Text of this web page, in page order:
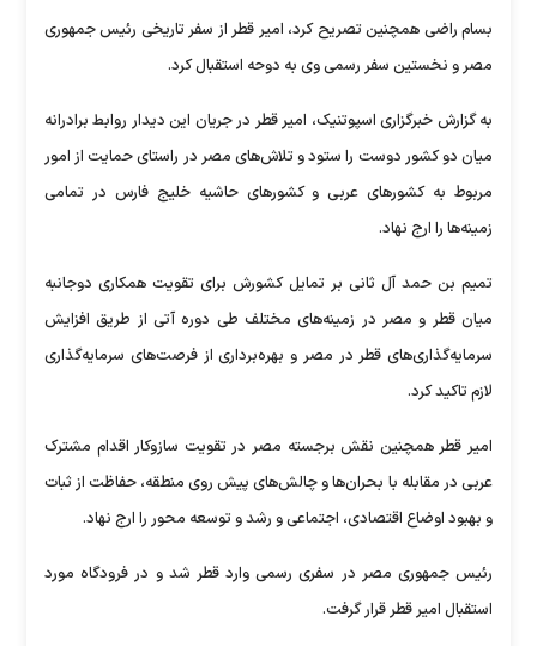
بسام راضی همچنین تصریح کرد، امیر قطر از سفر تاریخی رئیس جمهوری
مصر و نخستین سفر رسمی وی به دوحه استقبال کرد.
به گزارش خبرگزاری اسپوتنیک، امیر قطر در جریان این دیدار روابط برادرانه
میان دو کشور دوست را ستود و تلاش‌های مصر در راستای حمایت از امور
مربوط به کشورهای عربی و کشورهای حاشیه خلیج فارس در تمامی
زمینه‌ها را ارج نهاد.
تمیم بن حمد آل ثانی بر تمایل کشورش برای تقویت همکاری دوجانبه
میان قطر و مصر در زمینه‌های مختلف طی دوره آتی از طریق افزایش
سرمایه‌گذاری‌های قطر در مصر و بهره‌برداری از فرصت‌های سرمایه‌گذاری
لازم تاکید کرد.
امیر قطر همچنین نقش برجسته مصر در تقویت سازوکار اقدام مشترک
عربی در مقابله با بحران‌ها و چالش‌های پیش روی منطقه، حفاظت از ثبات
و بهبود اوضاع اقتصادی، اجتماعی و رشد و توسعه‌ محور را ارج نهاد.
رئیس جمهوری مصر در سفری رسمی وارد قطر شد و در فرودگاه مورد
استقبال امیر قطر قرار گرفت.